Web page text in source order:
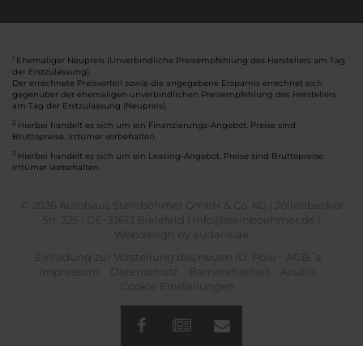
Ehemaliger Neupreis (Unverbindliche Preisempfehlung des Herstellers am Tag
der Erstzulassung).
Der errechnete Preisvorteil sowie die angegebene Ersparnis errechnet sich
gegenüber der ehemaligen unverbindlichen Preisempfehlung des Herstellers
am Tag der Erstzulassung (Neupreis).
2 Hierbei handelt es sich um ein Finanzierungs-Angebot. Preise sind
Bruttopreise. Irrtümer vorbehalten.
3 Hierbei handelt es sich um ein Leasing-Angebot. Preise sind Bruttopreise.
Irrtümer vorbehalten.
© 2026 Autohaus Steinböhmer GmbH & Co. KG | Jöllenbecker
Str. 325 | DE-33613 Bielefeld | info@steinboehmer.de |
Webdesign by audaris.de
Einladung zur Vorstellung des neuen ID. Polo
AGB´s
Impressum
Datenschutz Barrierefreiheit
Azubis
Cookie Einstellungen